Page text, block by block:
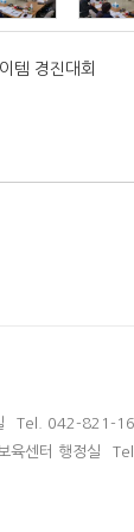
템 경진대회
Tel. 042-821-
육센터 행정실